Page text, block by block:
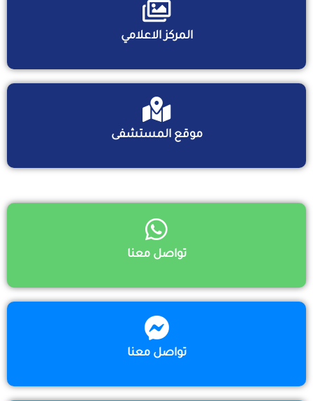
المركز الاعلامي
موقع المستشفى
تواصل معنا
تواصل معنا